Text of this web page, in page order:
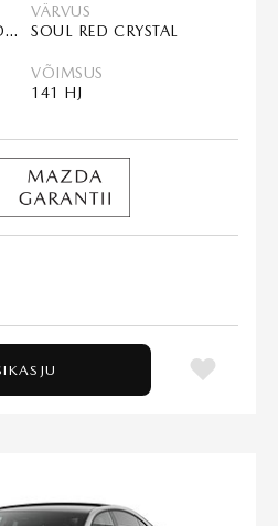
BENSIIN, KERGHÜBRIID (MHEV)
VÄRVUS
SOUL RED CRYSTAL
VÕIMSUS
141 HJ